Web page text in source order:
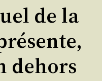
de la
dehors